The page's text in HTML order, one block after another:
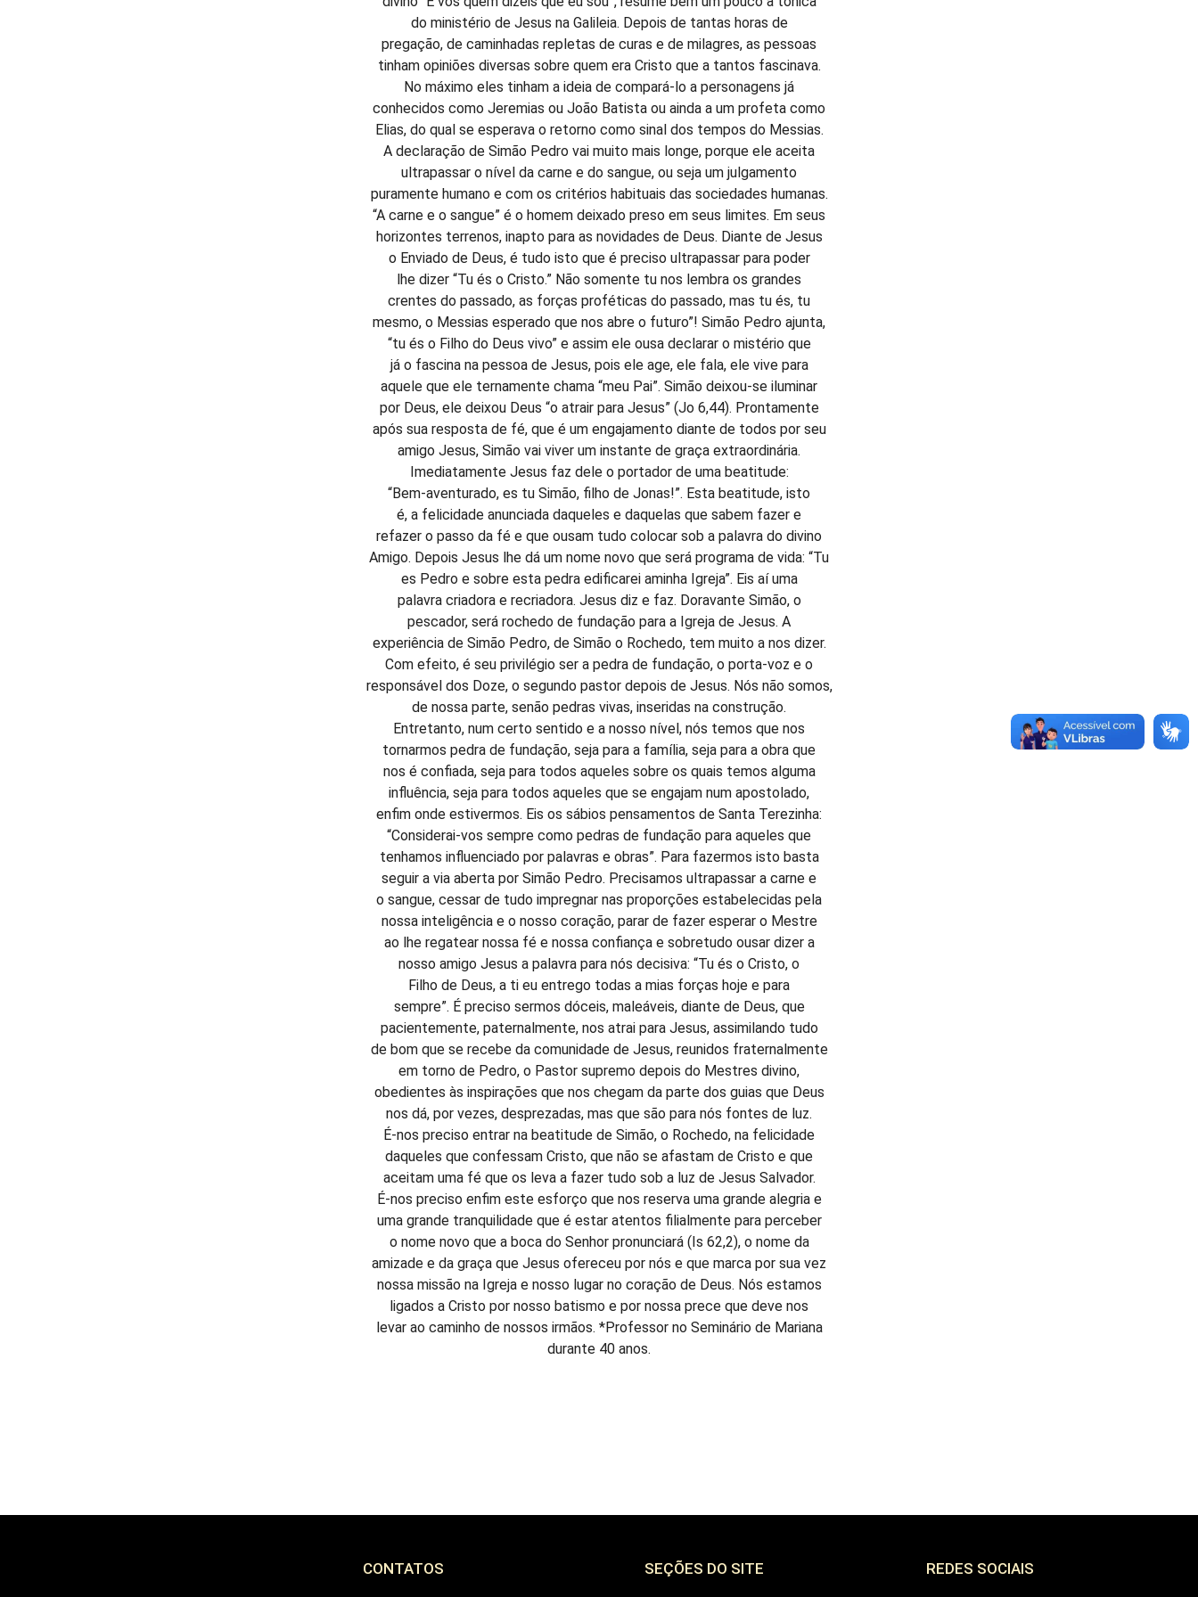
do ministério de Jesus na Galileia. Depois de tantas horas de
pregação, de caminhadas repletas de curas e de milagres, as pessoas
tinham opiniões diversas sobre quem era Cristo que a tantos fascinava.
No máximo eles tinham a ideia de compará-lo a personagens já
conhecidos como Jeremias ou João Batista ou ainda a um profeta como
Elias, do qual se esperava o retorno como sinal dos tempos do Messias.
A declaração de Simão Pedro vai muito mais longe, porque ele aceita
ultrapassar o nível da carne e do sangue, ou seja um julgamento
puramente humano e com os critérios habituais das sociedades humanas.
“A carne e o sangue” é o homem deixado preso em seus limites. Em seus
horizontes terrenos, inapto para as novidades de Deus. Diante de Jesus
o Enviado de Deus, é tudo isto que é preciso ultrapassar para poder
lhe dizer “Tu és o Cristo.” Não somente tu nos lembra os grandes
crentes do passado, as forças proféticas do passado, mas tu és, tu
mesmo, o Messias esperado que nos abre o futuro”! Simão Pedro ajunta,
“tu és o Filho do Deus vivo” e assim ele ousa declarar o mistério que
já o fascina na pessoa de Jesus, pois ele age, ele fala, ele vive para
aquele que ele ternamente chama “meu Pai”. Simão deixou-se iluminar
por Deus, ele deixou Deus “o atrair para Jesus” (Jo 6,44). Prontamente
após sua resposta de fé, que é um engajamento diante de todos por seu
amigo Jesus, Simão vai viver um instante de graça extraordinária.
Imediatamente Jesus faz dele o portador de uma beatitude:
“Bem-aventurado, es tu Simão, filho de Jonas!”. Esta beatitude, isto
é, a felicidade anunciada daqueles e daquelas que sabem fazer e
refazer o passo da fé e que ousam tudo colocar sob a palavra do divino
Amigo. Depois Jesus lhe dá um nome novo que será programa de vida: “Tu
es Pedro e sobre esta pedra edificarei aminha Igreja”. Eis aí uma
palavra criadora e recriadora. Jesus diz e faz. Doravante Simão, o
pescador, será rochedo de fundação para a Igreja de Jesus. A
experiência de Simão Pedro, de Simão o Rochedo, tem muito a nos dizer.
Com efeito, é seu privilégio ser a pedra de fundação, o porta-voz e o
responsável dos Doze, o segundo pastor depois de Jesus. Nós não somos,
de nossa parte, senão pedras vivas, inseridas na construção.
Entretanto, num certo sentido e a nosso nível, nós temos que nos
tornarmos pedra de fundação, seja para a família, seja para a obra que
nos é confiada, seja para todos aqueles sobre os quais temos alguma
influência, seja para todos aqueles que se engajam num apostolado,
enfim onde estivermos. Eis os sábios pensamentos de Santa Terezinha:
“Considerai-vos sempre como pedras de fundação para aqueles que
tenhamos influenciado por palavras e obras”. Para fazermos isto basta
seguir a via aberta por Simão Pedro. Precisamos ultrapassar a carne e
o sangue, cessar de tudo impregnar nas proporções estabelecidas pela
nossa inteligência e o nosso coração, parar de fazer esperar o Mestre
ao lhe regatear nossa fé e nossa confiança e sobretudo ousar dizer a
nosso amigo Jesus a palavra para nós decisiva: “Tu és o Cristo, o
Filho de Deus, a ti eu entrego todas a mias forças hoje e para
sempre”. É preciso sermos dóceis, maleáveis, diante de Deus, que
pacientemente, paternalmente, nos atrai para Jesus, assimilando tudo
de bom que se recebe da comunidade de Jesus, reunidos fraternalmente
em torno de Pedro, o Pastor supremo depois do Mestres divino,
obedientes às inspirações que nos chegam da parte dos guias que Deus
nos dá, por vezes, desprezadas, mas que são para nós fontes de luz.
É-nos preciso entrar na beatitude de Simão, o Rochedo, na felicidade
daqueles que confessam Cristo, que não se afastam de Cristo e que
aceitam uma fé que os leva a fazer tudo sob a luz de Jesus Salvador.
É-nos preciso enfim este esforço que nos reserva uma grande alegria e
uma grande tranquilidade que é estar atentos filialmente para perceber
o nome novo que a boca do Senhor pronunciará (Is 62,2), o nome da
amizade e da graça que Jesus ofereceu por nós e que marca por sua vez
nossa missão na Igreja e nosso lugar no coração de Deus. Nós estamos
ligados a Cristo por nosso batismo e por nossa prece que deve nos
levar ao caminho de nossos irmãos. *Professor no Seminário de Mariana
durante 40 anos.
CONTATOS SEÇÕES DO SITE REDES SOCIAIS